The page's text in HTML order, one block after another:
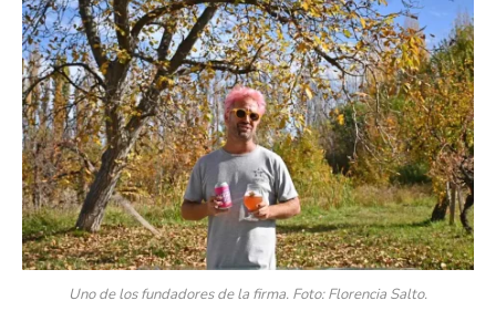
Uno de los fundadores de la firma. Foto: Florencia Salto.